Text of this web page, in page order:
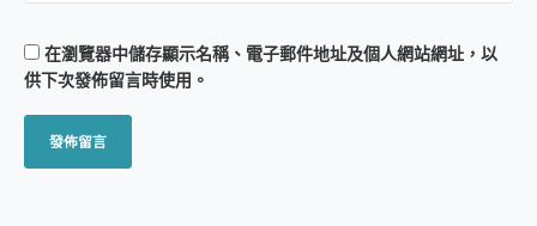
在瀏覽器中儲存顯示名稱、電子郵件地址及個人網站網址，以
供下次發佈留言時使用。